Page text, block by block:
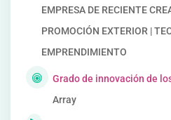
EMPRESA DE RECIENTE
PROMOCIÓN EXTERIOR |
EMPRENDIMIENTO
Grado de innovación de
Array